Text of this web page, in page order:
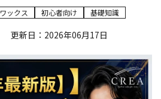
ワックス 初心者向け 基礎知識
更新日：2026年06月17日